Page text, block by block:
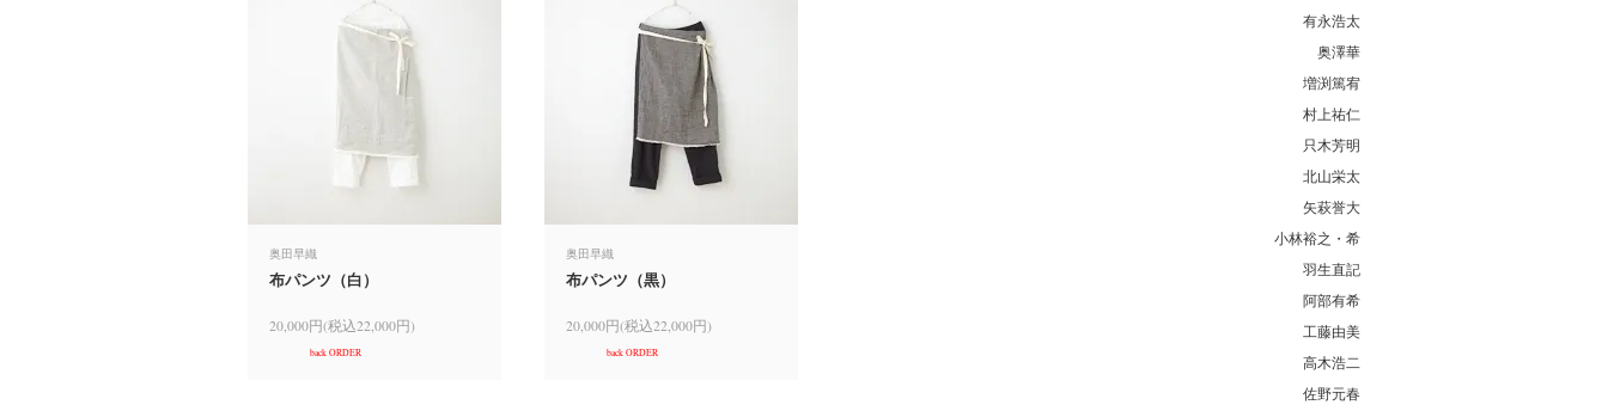
奥田早織
布パンツ（白）
20,000円(税込22,000円)
back ORDER
奥田早織
布パンツ（黒）
20,000円(税込22,000円)
back ORDER
有永浩太
奥澤華
増渕篤宥
村上祐仁
只木芳明
北山栄太
矢萩誉大
小林裕之・希
羽生直記
阿部有希
工藤由美
高木浩二
佐野元春